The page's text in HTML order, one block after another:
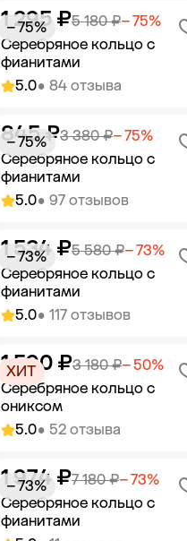
Добавить в корзину
5.0• 84 отзыва
Серебряное кольцо с
фианитами
5 180 ₽− 75%
1 295 ₽
− 75%
Добавить в корзину
5.0• 97 отзывов
Серебряное кольцо с
фианитами
3 380 ₽− 75%
845 ₽
− 75%
Добавить в корзину
5.0• 117 отзывов
Серебряное кольцо с
фианитами
5 580 ₽− 73%
1 534 ₽
− 73%
Добавить в корзину
5.0• 52 отзыва
Серебряное кольцо с
ониксом
3 180 ₽− 50%
1 590 ₽
ХИТ
Добавить в корзину
Серебряное кольцо с
фианитами
7 180 ₽− 73%
1 974 ₽
− 73%